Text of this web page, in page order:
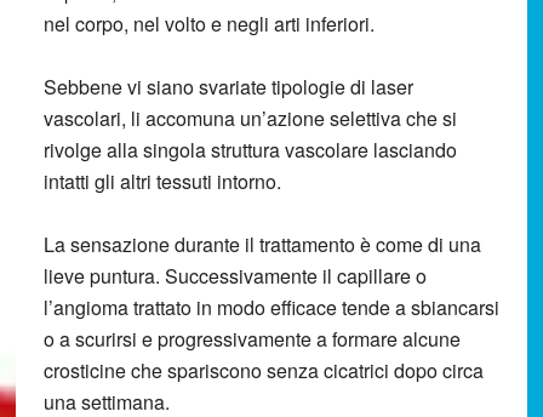
nel corpo, nel volto e negli arti inferiori.
Sebbene vi siano svariate tipologie di laser
vascolari, li accomuna un’azione selettiva che si
rivolge alla singola struttura vascolare lasciando
intatti gli altri tessuti intorno.
La sensazione durante il trattamento è come di una
lieve puntura. Successivamente il capillare o
l’angioma trattato in modo efficace tende a sbiancarsi
o a scurirsi e progressivamente a formare alcune
crosticine che spariscono senza cicatrici dopo circa
una settimana.